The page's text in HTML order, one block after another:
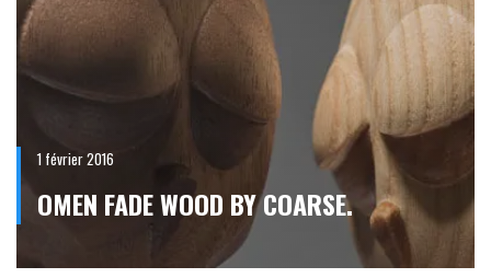
1 février 2016
OMEN FADE WOOD BY COARSE.